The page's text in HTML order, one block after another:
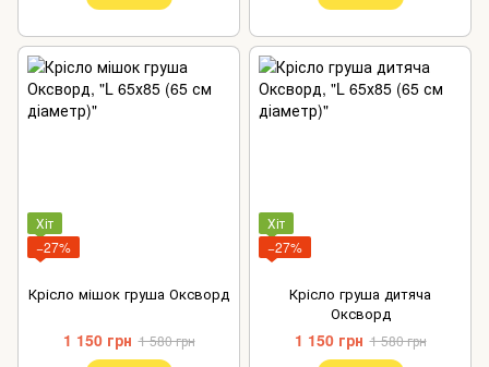
Хіт
−27%
Крісло мішок груша Оксворд
1 150 грн 1 580 грн
Хіт
−27%
Крісло груша дитяча
Оксворд
1 150 грн 1 580 грн